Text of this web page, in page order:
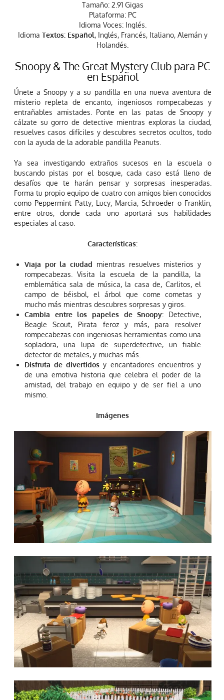
Tamaño: 2.91 Gigas
Plataforma: PC
Idioma Voces: Inglés.
Idioma Textos: Español, Inglés, Francés, Italiano, Alemán y
Holandés.
Snoopy & The Great Mystery Club para PC
en Español
Únete a Snoopy y a su pandilla en una nueva aventura de
misterio repleta de encanto, ingeniosos rompecabezas y
entrañables amistades. Ponte en las patas de Snoopy y
cálzate su gorro de detective mientras exploras la ciudad,
resuelves casos difíciles y descubres secretos ocultos, todo
con la ayuda de la adorable pandilla Peanuts.
Ya sea investigando extraños sucesos en la escuela o
buscando pistas por el bosque, cada caso está lleno de
desafíos que te harán pensar y sorpresas inesperadas.
Forma tu propio equipo de cuatro con amigos bien conocidos
como Peppermint Patty, Lucy, Marcia, Schroeder o Franklin,
entre otros, donde cada uno aportará sus habilidades
especiales al caso.
Características:
Viaja por la ciudad mientras resuelves misterios y
rompecabezas. Visita la escuela de la pandilla, la
emblemática sala de música, la casa de, Carlitos, el
campo de béisbol, el árbol que come cometas y
mucho más mientras descubres sorpresas y giros.
Cambia entre los papeles de Snoopy: Detective,
Beagle Scout, Pirata feroz y más, para resolver
rompecabezas con ingeniosas herramientas como una
sopladora, una lupa de superdetective, un fiable
detector de metales, y muchas más.
Disfruta de divertidos y encantadores encuentros y
de una emotiva historia que celebra el poder de la
amistad, del trabajo en equipo y de ser fiel a uno
mismo.
Imágenes